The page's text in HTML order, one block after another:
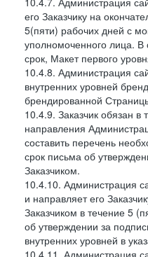
его Заказчику на
5(пяти) рабочих дней с
уполномоченного лица. В
срок, Макет первого
10.4.8. Администрация
внутренних уровней
брендированной
10.4.9. Заказчик обязан
направления
составить перечень
срок письма об
Заказчиком.
10.4.10. Администрация
и направляет его
Заказчиком в течение 5
об утверждении за
внутренних уровней в
10.4.11. Администрация